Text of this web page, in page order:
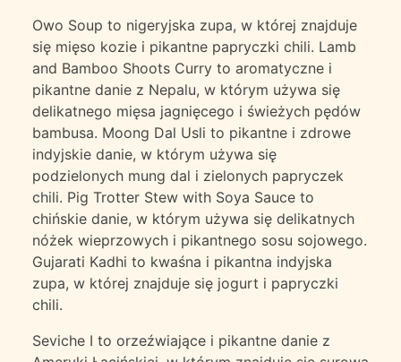
Owo Soup to nigeryjska zupa, w której znajduje
się mięso kozie i pikantne papryczki chili. Lamb
and Bamboo Shoots Curry to aromatyczne i
pikantne danie z Nepalu, w którym używa się
delikatnego mięsa jagnięcego i świeżych pędów
bambusa. Moong Dal Usli to pikantne i zdrowe
indyjskie danie, w którym używa się
podzielonych mung dal i zielonych papryczek
chili. Pig Trotter Stew with Soya Sauce to
chińskie danie, w którym używa się delikatnych
nóżek wieprzowych i pikantnego sosu sojowego.
Gujarati Kadhi to kwaśna i pikantna indyjska
zupa, w której znajduje się jogurt i papryczki
chili.
Seviche I to orzeźwiające i pikantne danie z